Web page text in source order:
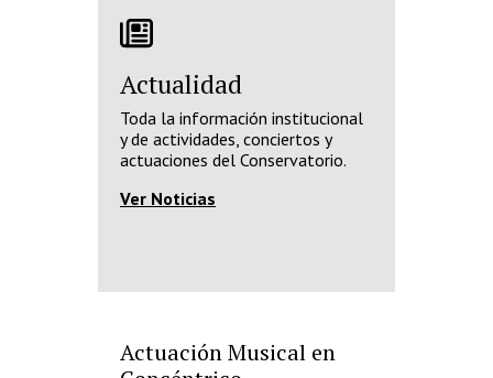
Actualidad
Toda la información institucional
y de actividades, conciertos y
actuaciones del Conservatorio.
Ver Noticias
Actuación Musical en